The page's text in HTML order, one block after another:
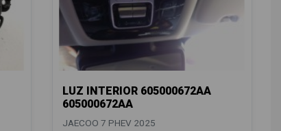
LUZ INTERIOR 605000672AA
605000672AA
JAECOO 7 PHEV 2025